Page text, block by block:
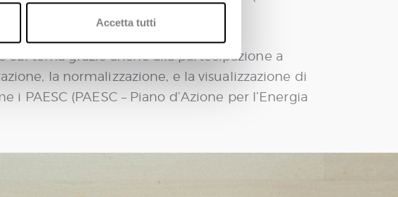
Accetta tutti
Green New Deal, ecc.).
sul tema grazie anche alla partecipazione a
la normalizzazione, e la visualizzazione di
(PAESC – Piano d’Azione per l’Energia